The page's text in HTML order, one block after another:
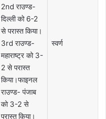
2nd राउण्ड-
दिल्ली को 6-2
से परास्त किया।
3rd राउण्ड-
महाराष्ट्र को 3-
2 से परास्त
किया।फाइनल
राउण्ड- पंजाब
को 3-2 से
परास्त किया।
स्वर्ण